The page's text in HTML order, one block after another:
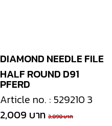
PFERD
DIAMOND NEEDLE FILE
HALF ROUND D91
Article no. : 529210 3
2,009 บาท 3,090 บาท